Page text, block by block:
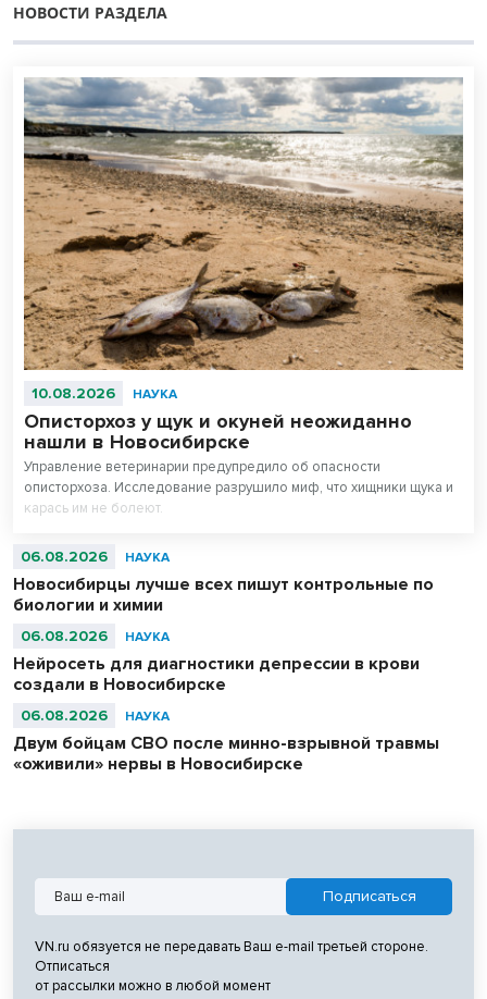
НОВОСТИ РАЗДЕЛА
10.08.2026 НАУКА
Описторхоз у щук и окуней неожиданно
нашли в Новосибирске
Управление ветеринарии предупредило об опасности
описторхоза. Исследование разрушило миф, что хищники щука и
карась им не болеют.
06.08.2026 НАУКА
Новосибирцы лучше всех пишут контрольные по
биологии и химии
06.08.2026 НАУКА
Нейросеть для диагностики депрессии в крови
создали в Новосибирске
06.08.2026 НАУКА
Двум бойцам СВО после минно-взрывной травмы
«оживили» нервы в Новосибирске
VN.ru обязуется не передавать Ваш e-mail третьей стороне.
Отписаться
от рассылки можно в любой момент